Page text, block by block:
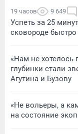
19 часов 9 649
Успеть за 25
сковороде
«Нам не хотелось
глубинки стали
Агутина и Бузову
«Не вольеры, а
на состояние